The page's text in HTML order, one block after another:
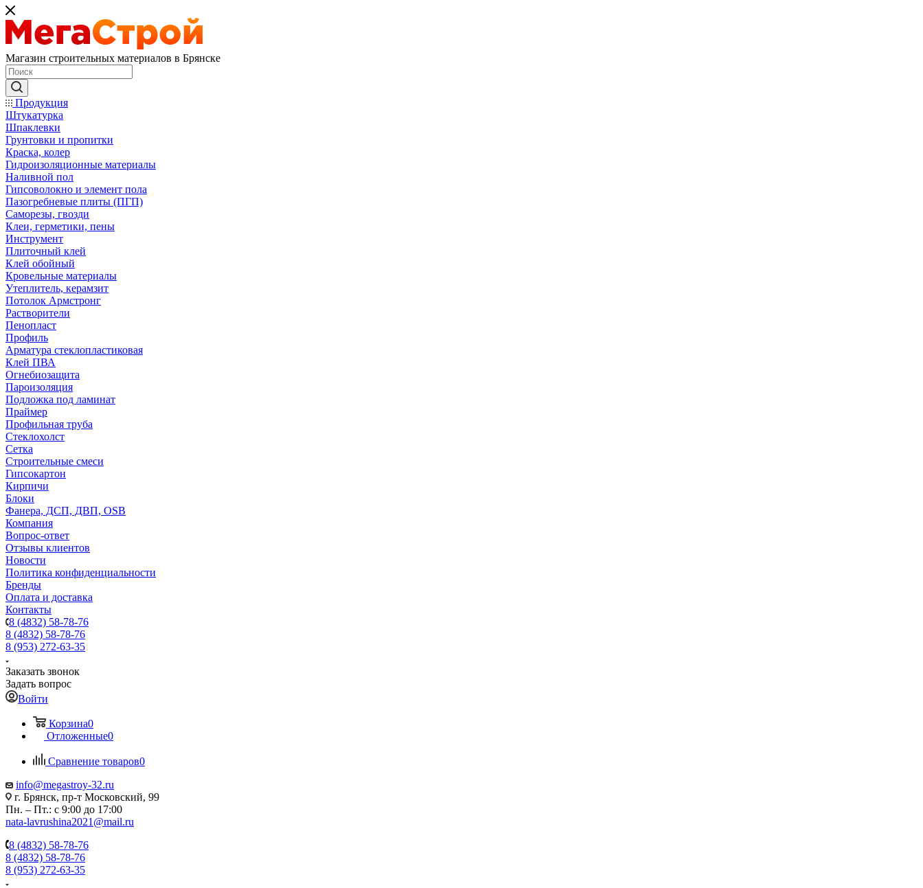
Магазин строительных материалов в Брянске
Продукция
Штукатурка
Шпаклевки
Грунтовки и пропитки
Краска, колер
Гидроизоляционные материалы
Наливной пол
Гипсоволокно и элемент пола
Пазогребневые плиты (ПГП)
Саморезы, гвозди
Клеи, герметики, пены
Инструмент
Плиточный клей
Клей обойный
Кровельные материалы
Утеплитель, керамзит
Потолок Армстронг
Растворители
Пенопласт
Профиль
Арматура стеклопластиковая
Клей ПВА
Огнебиозащита
Пароизоляция
Подложка под ламинат
Праймер
Профильная труба
Стеклохолст
Сетка
Строительные смеси
Гипсокартон
Кирпичи
Блоки
Фанера, ДСП, ДВП, OSB
Компания
Вопрос-ответ
Отзывы клиентов
Новости
Политика конфиденциальности
Бренды
Оплата и доставка
Контакты
8 (4832) 58-78-76
8 (4832) 58-78-76
8 (953) 272-63-35
Заказать звонок
Задать вопрос
Войти
Корзина0
Отложенные0
Сравнение товаров0
info@megastroy-32.ru
г. Брянск, пр-т Московский, 99
Пн. – Пт.: с 9:00 до 17:00
nata-lavrushina2021@mail.ru
8 (4832) 58-78-76
8 (4832) 58-78-76
8 (953) 272-63-35